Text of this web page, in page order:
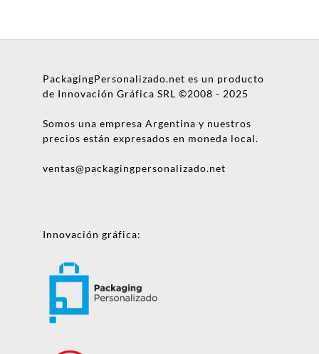
PackagingPersonalizado.net es un producto
de Innovación Gráfica SRL ©2008 - 2025
Somos una empresa Argentina y nuestros
precios están expresados en moneda local.
ventas@packagingpersonalizado.net
Innovación gráfica: